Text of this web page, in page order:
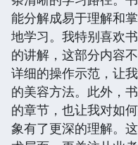
能分解成易于理解和
地学习。我特别喜欢
的讲解，这部分内容
详细的操作示范，让
的美容方法。此外，
的章节，也让我对如
象有了更深的理解。